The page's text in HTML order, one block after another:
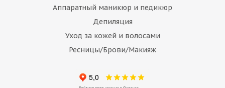
Аппаратный маникюр и педикюр
Депиляция
Уход за кожей и волосами
Ресницы/Брови/Макияж